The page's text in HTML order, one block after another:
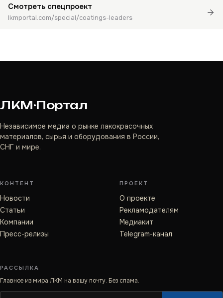
Смотреть спецпроект
lkmportal.com/special/coatings-leaders
ЛКМ·Портал
Независимое медиа о рынке лакокрасочных
материалов, сырья и оборудования в России,
СНГ и мире.
КОНТЕНТ
Новости
Статьи
Компании
Пресс-релизы
ПРОЕКТ
О проекте
Рекламодателям
Медиакит
Telegram-канал
РАССЫЛКА
Главное из мира ЛКМ на вашу почту. Без спама.